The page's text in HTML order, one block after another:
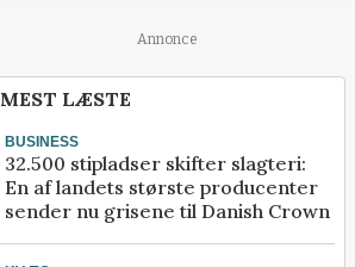
Annonce
MEST LÆSTE
BUSINESS
32.500 stipladser skifter slagteri:
En af landets største producenter
sender nu grisene til Danish Crown